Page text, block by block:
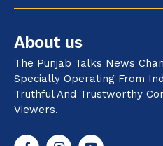
About us
The Punjab Talks News
Specially Operating From
Truthful And Trustworthy
Viewers.